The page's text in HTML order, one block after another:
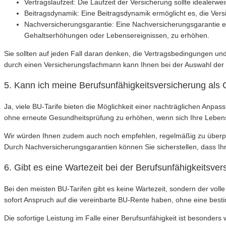
Vertragslaufzeit: Die Laufzeit der Versicherung sollte
Beitragsdynamik: Eine Beitragsdynamik ermöglicht es, die
Nachversicherungsgarantie: Eine Nachversicherungsgarantie
Gehaltserhöhungen oder Lebensereignissen, zu erhöhen.
Sie sollten auf jeden Fall daran denken, die Vertragsbedingungen
durch einen Versicherungsfachmann kann Ihnen bei der Auswahl
5. Kann ich meine Berufsunfähigkeitsversicherung
Ja, viele BU-Tarife bieten die Möglichkeit einer nachträglichen
ohne erneute Gesundheitsprüfung zu erhöhen, wenn sich Ihre
Wir würden Ihnen zudem auch noch empfehlen, regelmäßig zu
Durch Nachversicherungsgarantien können Sie sicherstellen, dass
6. Gibt es eine Wartezeit bei der
Bei den meisten BU-Tarifen gibt es keine Wartezeit, sondern der
sofort Anspruch auf die vereinbarte BU-Rente haben, ohne eine
Die sofortige Leistung im Falle einer Berufsunfähigkeit ist